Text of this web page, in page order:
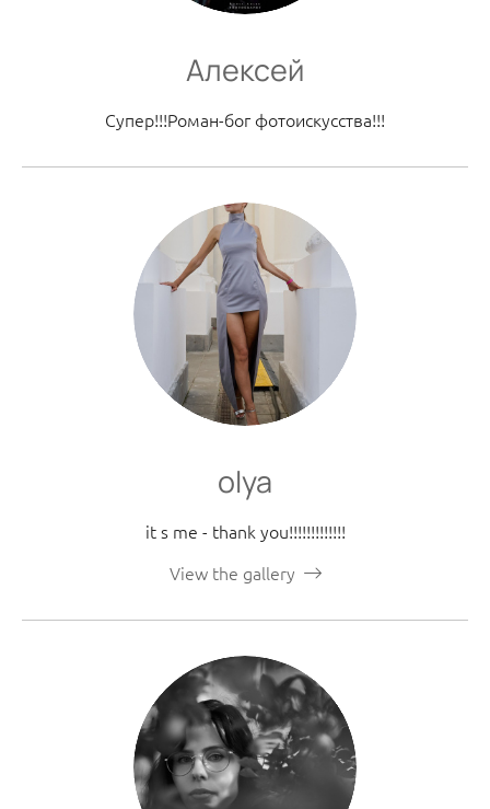
Алексей
Супер!!!Роман-бог фотоискусства!!!
olya
it s me - thank you!!!!!!!!!!!!!
View the gallery